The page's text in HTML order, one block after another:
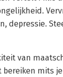
depressie.
van
mits